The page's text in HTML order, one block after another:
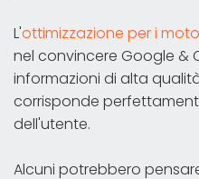
L'ottimizzazione per i
nel convincere Google &
informazioni di alta
corrisponde
dell'utente.
Alcuni potrebbero